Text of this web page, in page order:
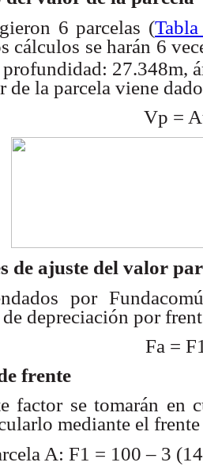
6 parcelas (
cálculos se harán 6
profundidad: 27.348m,
de la parcela viene
Vp =
de ajuste del valor
por
depreciación por
Fa =
frente
factor se tomarán en
mediante el
A: F1 = 100 – 3